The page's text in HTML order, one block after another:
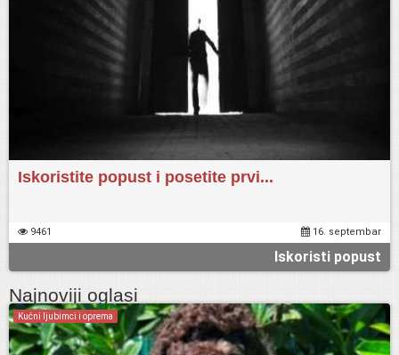
Iskoristite popust i posetite prvi...
9461 16. septembar
Iskoristi popust
Najnoviji oglasi
Kućni ljubimci i oprema